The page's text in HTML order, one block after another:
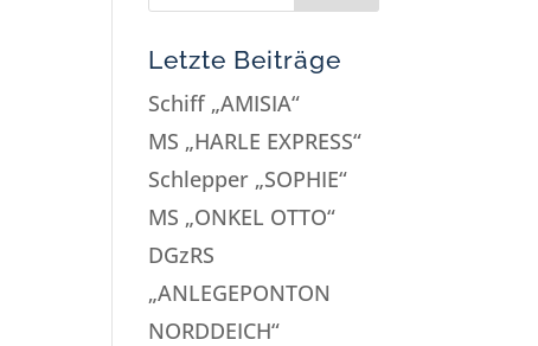
Letzte Beiträge
Schiff „AMISIA“
MS „HARLE EXPRESS“
Schlepper „SOPHIE“
MS „ONKEL OTTO“
DGzRS
„ANLEGEPONTON
NORDDEICH“